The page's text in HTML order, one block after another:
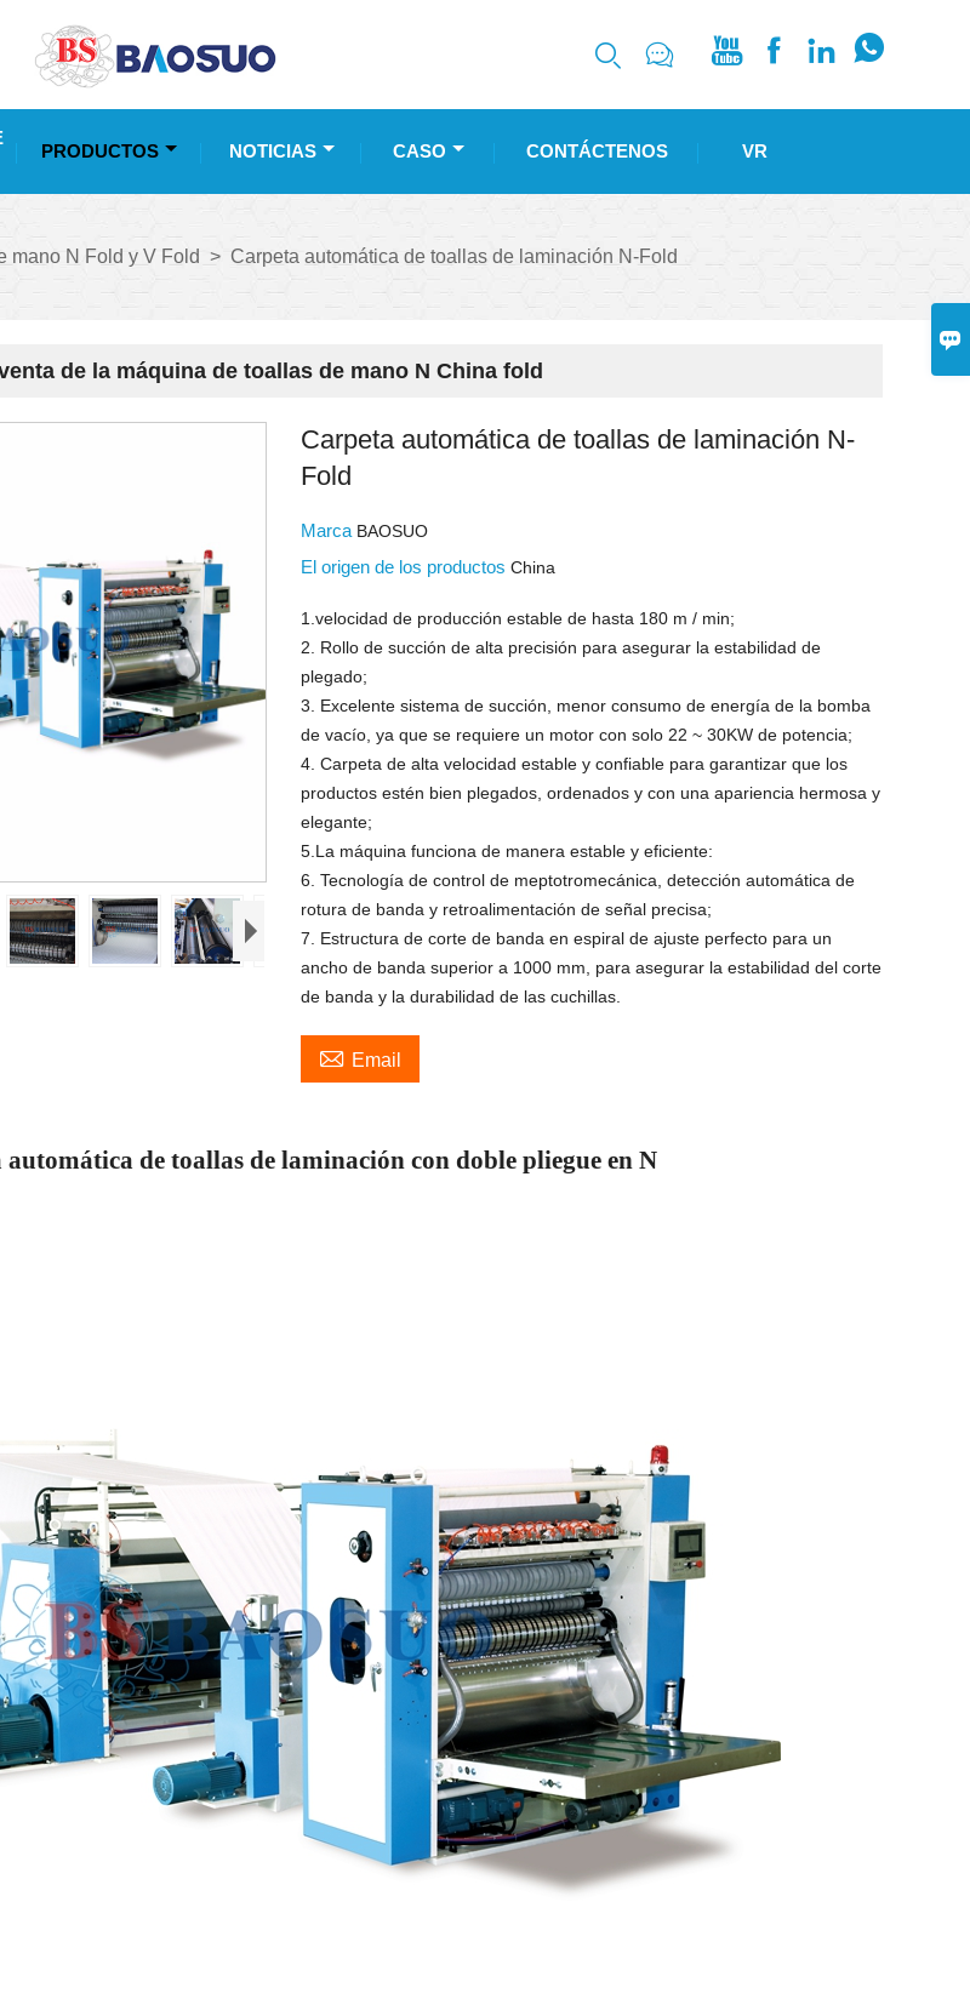

     
PRODUCTOS NOTICIAS CASO CONTÁCTENOS VR
mano N Fold y V Fold > Carpeta automática de toallas de laminación N-Fold
de la máquina de toallas de mano N China fold
Carpeta automática de toallas de laminación N-
Fold
Marca BAOSUO
El origen de los productosChina
1.velocidad de producción estable de hasta 180 m / min;
2. Rollo de succión de alta precisión para asegurar la estabilidad de
plegado;
3. Excelente sistema de succión, menor consumo de energía de la bomba
de vacío, ya que se requiere un motor con solo 22 ~ 30KW de potencia;
4. Carpeta de alta velocidad estable y confiable para garantizar que los
productos estén bien plegados, ordenados y con una apariencia hermosa y
elegante;
5.La máquina funciona de manera estable y eficiente:
6. Tecnología de control de meptotromecánica, detección automática de
rotura de banda y retroalimentación de señal precisa;
7. Estructura de corte de banda en espiral de ajuste perfecto para un
ancho de banda superior a 1000 mm, para asegurar la estabilidad del corte
de banda y la durabilidad de las cuchillas.
 Email
de toallas de laminación con doble pliegue en N